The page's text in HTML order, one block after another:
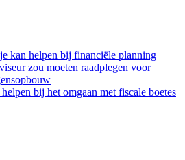
kan helpen bij financiële planning
zou moeten raadplegen voor
bij het omgaan met fiscale boetes